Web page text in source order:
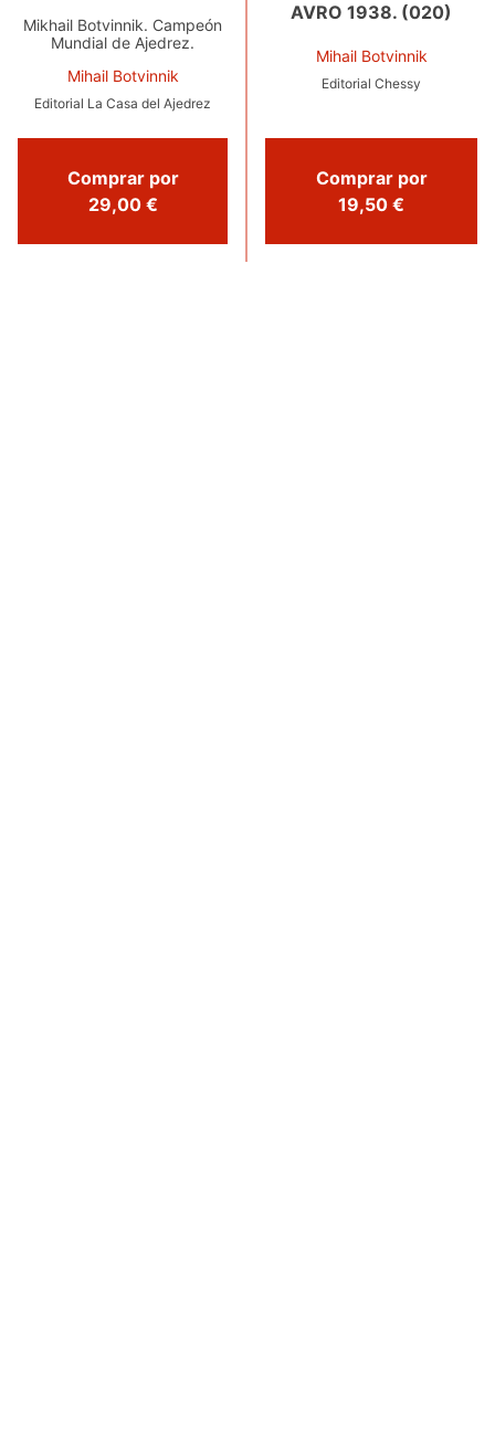
Mikhail Botvinnik. Campeón
Mundial de Ajedrez.
Mihail Botvinnik
Editorial La Casa del Ajedrez
Comprar por
29,00 €
AVRO 1938. (020)
Mihail Botvinnik
Editorial Chessy
Comprar por
19,50 €